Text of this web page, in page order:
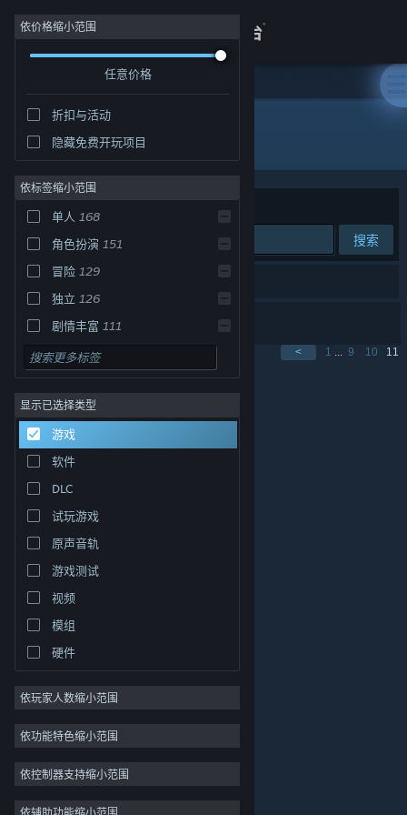
登录
关于
客服
关于蒸汽平台|
不良内容举报投诉
微博
© 2026 Valve Corporation 版权所有，完美世界已获授权。
所有商标均属于其在美国或其他国家的拥有者。
© 完美世界征奇(上海)多媒体科技有限公司 版权所有。
增值电信业务经营许可证沪B2-20180406
依价格缩小范围
任意价格
折扣与活动
隐藏免费开玩项目
依标签缩小范围
单人 168
角色扮演 151
冒险 129
独立 126
剧情丰富 111
休闲 107
动作 93
2D 91
策略
探索
模拟
多人 64
可爱 63
3D 61
解谜
奇幻
显示已选择类型
游戏
软件
DLC
试玩游戏
原声音轨
游戏测试
视频
模组
硬件
依玩家人数缩小范围
依功能特色缩小范围
依控制器支持缩小范围
所有产品
搜索
显示第 251 - 251 个，共 251 个 < 1 ...9 10 11